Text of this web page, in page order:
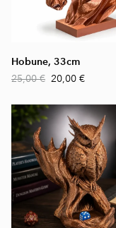
Hobune, 33cm
25,00 € 20,00 €